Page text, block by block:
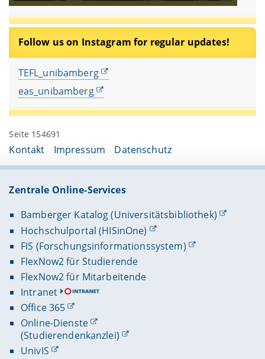
Follow us on Instagram for regular updates!
TEFL_unibamberg
eas_unibamberg
Seite 154691
Kontakt Impressum Datenschutz
Zentrale Online-Services
Bamberger Katalog (Universitätsbibliothek)
Hochschulportal (HISinOne)
FIS (Forschungsinformationssystem)
FlexNow2 für Studierende
FlexNow2 für Mitarbeitende
Intranet
Office 365
Online-Dienste
(Studierendenkanzlei)
UnivIS